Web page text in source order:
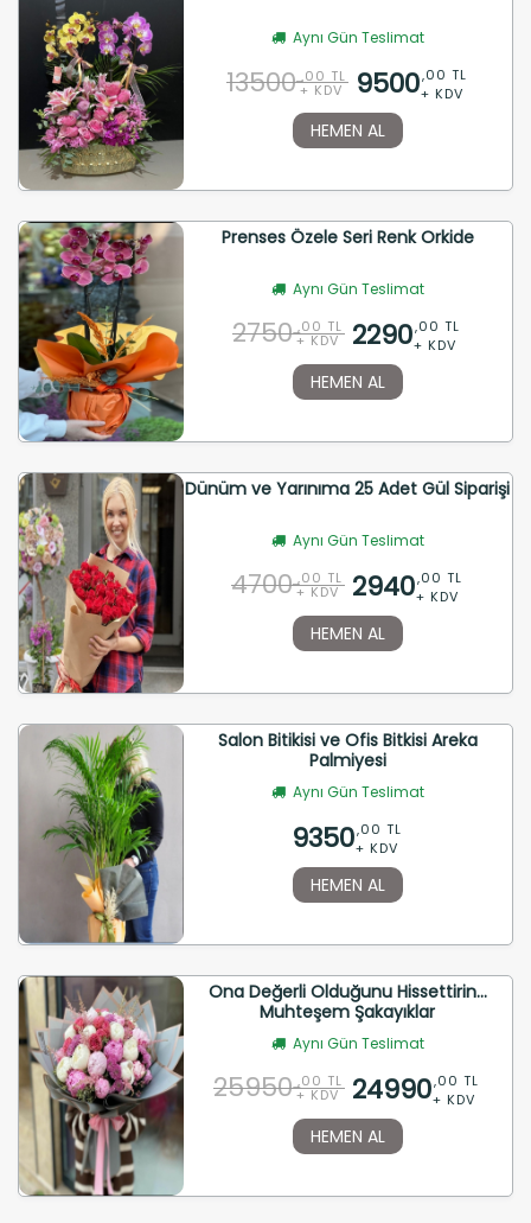
Aynı Gün Teslimat
13500 ,00 TL
+ KDV 9500,00 TL
+ KDV
HEMEN AL
Prenses Özele Seri Renk Orkide
Aynı Gün Teslimat
2750 ,00 TL
+ KDV 2290,00 TL
+ KDV
HEMEN AL
Dünüm ve Yarınıma 25 Adet Gül Siparişi
Aynı Gün Teslimat
4700 ,00 TL
+ KDV 2940,00 TL
+ KDV
HEMEN AL
Salon Bitikisi ve Ofis Bitkisi Areka
Palmiyesi
Aynı Gün Teslimat
9350,00 TL
+ KDV
HEMEN AL
Ona Değerli Olduğunu Hissettirin...
Muhteşem Şakayıklar
Aynı Gün Teslimat
25950 ,00 TL
+ KDV 24990,00 TL
+ KDV
HEMEN AL